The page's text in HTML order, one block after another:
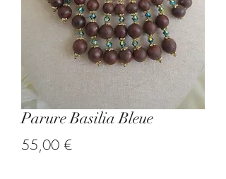
Parure Basilia Bleue
55,00 €Precio